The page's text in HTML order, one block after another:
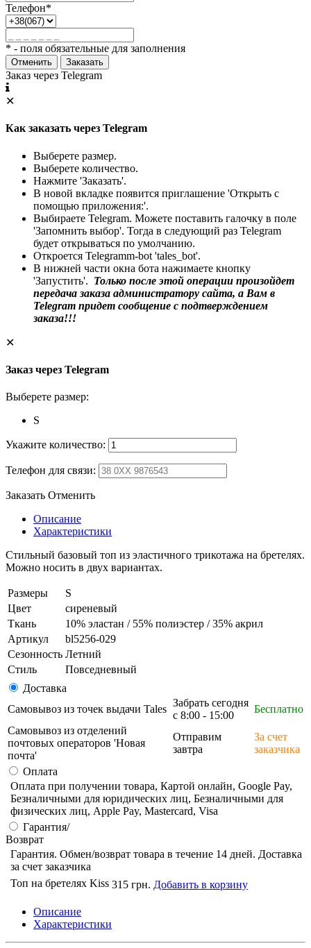
Телефон*
* - поля обязательные для заполнения
Отменить Заказать
Заказ через Telegram
✕
Как заказать через Telegram
Выберете размер.
Выберете количество.
Нажмите 'Заказать'.
В новой вкладке появится приглашение 'Открыть с
помощью приложения:'.
Выбираете Telegram. Можете поставить галочку в поле
'Запомнить выбор'. Тогда в следующий раз Telegram
будет открываться по умолчанию.
Откроется Telegramm-bot 'tales_bot'.
В нижней части окна бота нажимаете кнопку
'Запустить'. Только после этой операции произойдет
передача заказа администратору сайта, а Вам в
Telegram придет сообщение с подтверждением
заказа!!!
✕
Заказ через Telegram
Выберете размер:
S
Укажите количество:
Телефон для связи:
Заказать Отменить
Описание
Характеристики
Стильный базовый топ из эластичного трикотажа на бретелях.
Можно носить в двух вариантах.
Размеры
S
Цвет
сиреневый
Ткань
10% эластан / 55% полиэстер / 35% акрил
Артикул
bl5256-029
Сезонность Летний
Стиль
Повседневный
Доставка
Самовывоз из точек выдачи Tales
Забрать сегодня
с 8:00 - 15:00
Бесплатно
Самовывоз из отделений
почтовых операторов 'Новая
почта'
Отправим
завтра
За счет
заказчика
Оплата
Оплата при получении товара, Картой онлайн, Google Pay,
Безналичными для юридических лиц, Безналичными для
физических лиц, Apple Pay, Mastercard, Visa
Гарантия/
Возврат
Гарантия. Обмен/возврат товара в течение 14 дней. Доставка
за счет заказчика
Топ на бретелях Kiss 315 грн. Добавить в корзину
Описание
Характеристики